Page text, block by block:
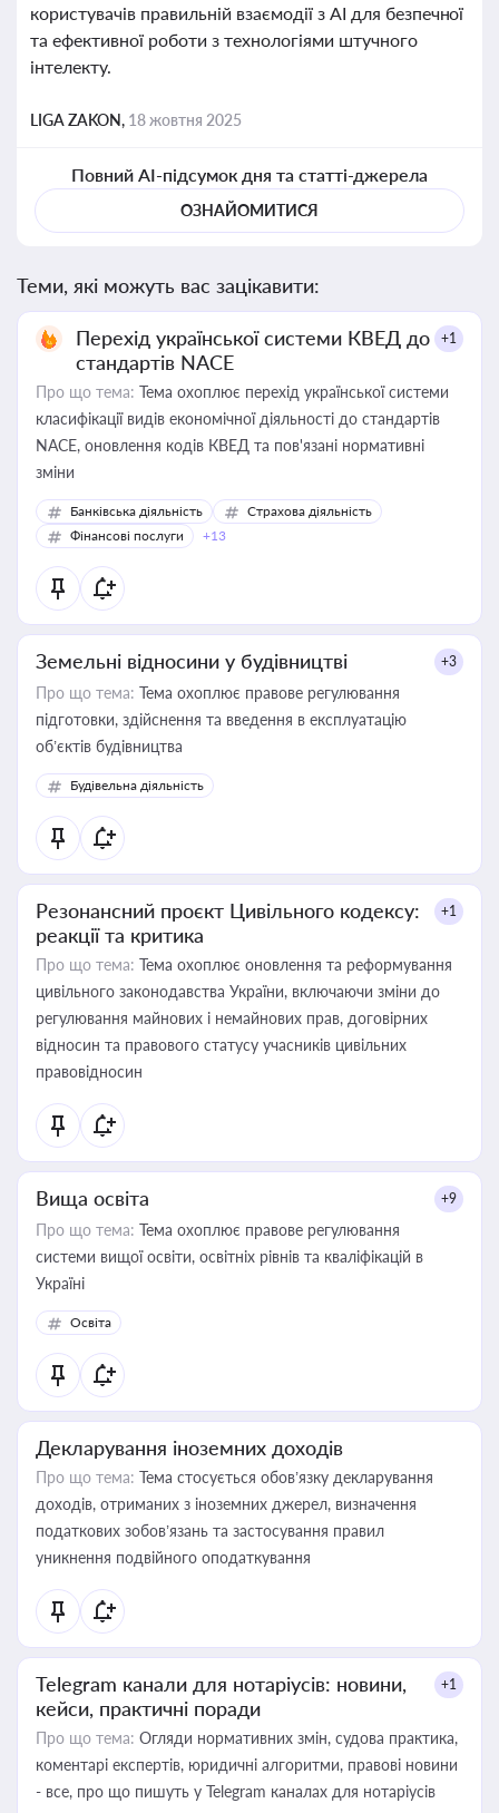
користувачів правильній взаємодії з AI для безпечної
та ефективної роботи з технологіями штучного
інтелекту.
LIGA ZAKON, 18 жовтня 2025
Повний AI-підсумок дня та статті-джерела
ОЗНАЙОМИТИСЯ
Теми, які можуть вас зацікавити:
Перехід української системи КВЕД до
стандартів NACE
+1
Про що тема: Тема охоплює перехід української системи
класифікації видів економічної діяльності до стандартів
NACE, оновлення кодів КВЕД та пов'язані нормативні
зміни
Банківська діяльність
Страхова діяльність
Фінансові послуги
+13
Земельні відносини у будівництві +3
Про що тема: Тема охоплює правове регулювання
підготовки, здійснення та введення в експлуатацію
об’єктів будівництва
Будівельна діяльність
Резонансний проєкт Цивільного кодексу:
реакції та критика
+1
Про що тема: Тема охоплює оновлення та реформування
цивільного законодавства України, включаючи зміни до
регулювання майнових і немайнових прав, договірних
відносин та правового статусу учасників цивільних
правовідносин
Вища освіта +9
Про що тема: Тема охоплює правове регулювання
системи вищої освіти, освітніх рівнів та кваліфікацій в
Україні
Освіта
Декларування іноземних доходів
Про що тема: Тема стосується обов’язку декларування
доходів, отриманих з іноземних джерел, визначення
податкових зобов’язань та застосування правил
уникнення подвійного оподаткування
Telegram канали для нотаріусів: новини,
кейси, практичні поради
+1
Про що тема: Огляди нормативних змін, судова практика,
коментарі експертів, юридичні алгоритми, правові новини
- все, про що пишуть у Telegram каналах для нотаріусів